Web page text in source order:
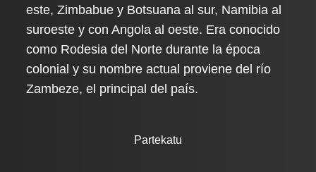
este, Zimbabue y Botsuana al sur, Namibia al
suroeste y con Angola al oeste. Era conocido
como Rodesia del Norte durante la época
colonial y su nombre actual proviene del río
Zambeze, el principal del país.
Partekatu